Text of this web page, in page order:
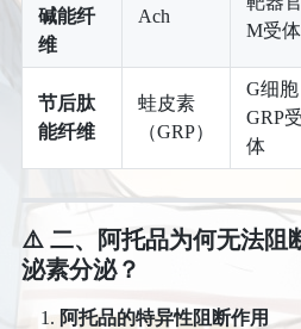
碱能纤
维
Ach
M受体
节后肽
能纤维
蛙皮素
（GRP）
G细胞
GRP受
体
⚠️ 二、阿托品为何无法阻
泌素分泌？
阿托品的特异性阻断作用